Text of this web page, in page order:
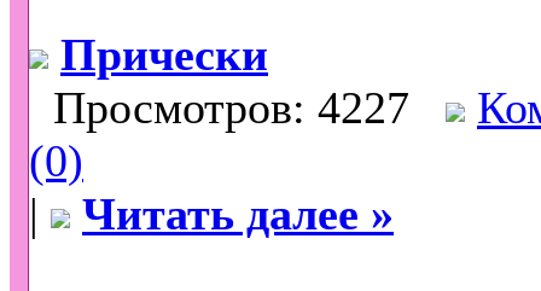
Прически
Просмотров: 4227
(0)
|
Читать далее »